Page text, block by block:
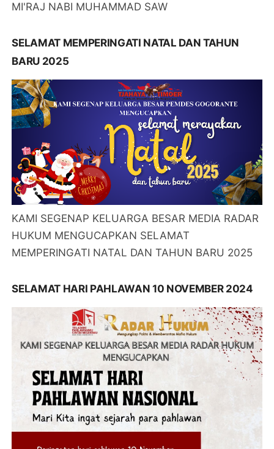
MI'RAJ NABI MUHAMMAD SAW
SELAMAT MEMPERINGATI NATAL DAN TAHUN
BARU 2025
KAMI SEGENAP KELUARGA BESAR MEDIA RADAR
HUKUM MENGUCAPKAN SELAMAT
MEMPERINGATI NATAL DAN TAHUN BARU 2025
SELAMAT HARI PAHLAWAN 10 NOVEMBER 2024